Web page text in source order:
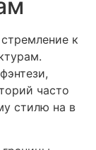
к
часто
стилю на в